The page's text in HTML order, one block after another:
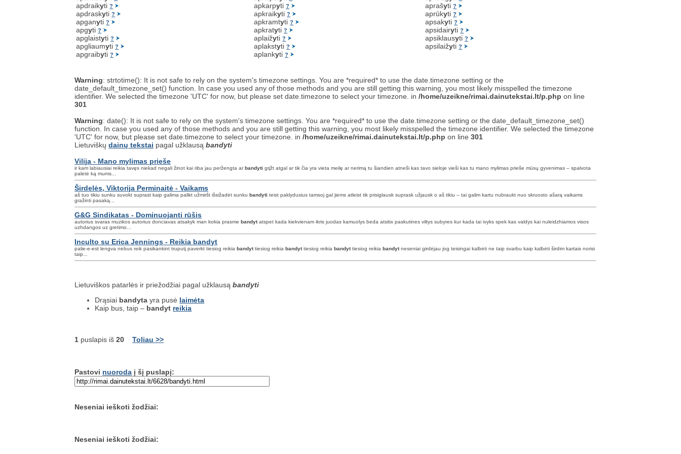
apdraikyti?
apdraskyti?
apganyti?
apgyti?
apglaistyti?
apgliaumyti?
apgraibyti?
apkarpyti?
apkraikyti?
apkramtyti?
apkratyti?
aplaižyti?
aplakstyti?
aplankyti?
aprašyti?
aprūkyti?
apsakyti?
apsidairyti?
apsiklausyti?
apsilaižyti?
Warning: strtotime(): It is not safe to rely on the system's timezone settings. You are *required* to use the date.timezone setting or the
date_default_timezone_set() function. In case you used any of those methods and you are still getting this warning, you most likely misspelled the timezone
identifier. We selected the timezone 'UTC' for now, but please set date.timezone to select your timezone. in/home/uzeikne/rimai.dainutekstai.lt/p.php on line
301
Warning: date(): It is not safe to rely on the system's timezone settings. You are *required* to use the date.timezone setting or the date_default_timezone_set()
function. In case you used any of those methods and you are still getting this warning, you most likely misspelled the timezone identifier. We selected the timezone
'UTC' for now, but please set date.timezone to select your timezone. in/home/uzeikne/rimai.dainutekstai.lt/p.php on line301
Lietuviškųdainų tekstai pagal užklausąbandyti
Vilija - Mano mylimas prieše
ir kam labiausiai reikia tavęs niekad negali žinot kai riba jau peržengta arbandyti grįžt atgal ar tik čia yra vieta meilę ar nerimą tu šiandien atneši kas tavo sieloje vieši kas tu mano mylimas prieše mūsų gyvenimas – spalvota
paletė ką mums...
Širdelės, Viktorija Perminaitė - Vaikams
aš tuo tikiu sunku suvokt suprast kaip galima palikt užmiršt išsižadėt sunkubandyti teist paklydusius tamsoj gal jiems atleist tik prisiglausk suprask užjausk o aš tikiu – tai galim kartu nubraukt nuo skruosto ašarą vaikams
gražinti pasaką...
G&G Sindikatas - Dominuojanti rūšis
autorius svaras muzikos autorius donciavas atsakyk man kokia prasmebandytatspet kada kiekvienam ikris juodas kamuolys beda atsitix paskutines viltys subyres kur kada tai ivyks spek kas valdys kai nuleidzhiamos visos
uzhdangos uz gretimo...
Inculto su Erica Jennings - Reikia bandyt
palie-e-est lengva nebus reik pasikankint truputį paverkt tiesiog reikiabandyttiesiog reikiabandyttiesiog reikiabandyttiesiog reikiabandytneseniai girdėjau jog teisingai kalbėti ne taip svarbu kaip kalbėti širdim kartais norisi
taip...
Lietuviškos patarlės ir priežodžiai pagal užklausąbandyti
Drąsiai bandyta yra pusė laimėta
Kaip bus, taip – bandyt reikia
1 puslapis iš20 Toliau >>
Pastovi nuoroda į šį puslapį:
Neseniai ieškoti žodžiai:
Neseniai ieškoti žodžiai: